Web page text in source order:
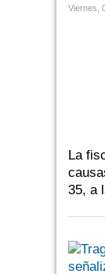
Viernes,
La
35, a